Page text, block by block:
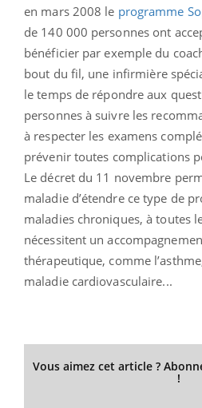
en mars 2008 le programme
de 140 000 personnes ont
bénéficier par exemple du
bout du fil, une infirmière
le temps de répondre aux
personnes à suivre les
à respecter les examens
prévenir toutes complications
Le décret du 11 novembre
maladie d’étendre ce type de
maladies chroniques, à toutes
nécessitent un
thérapeutique, comme
maladie cardiovasculaire...
Vous aimez cet article ?
!